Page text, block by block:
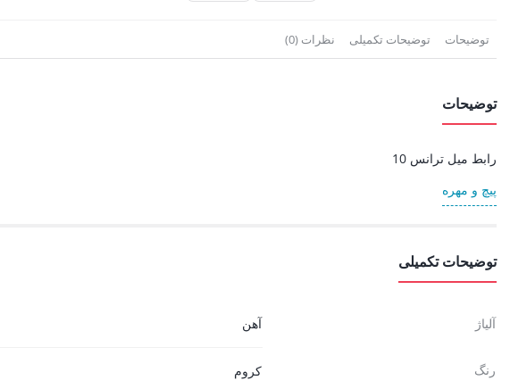
توضیحات توضیحات تکمیلی نظرات (0)
توضیحات
رابط میل ترانس 10
پیچ و مهره
توضیحات تکمیلی
آلیاژ آهن
رنگ کروم